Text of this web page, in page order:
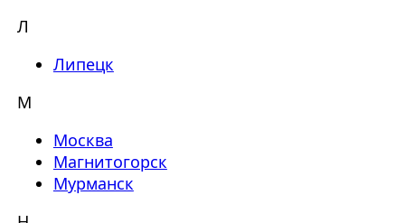
Л
Липецк
М
Москва
Магнитогорск
Мурманск